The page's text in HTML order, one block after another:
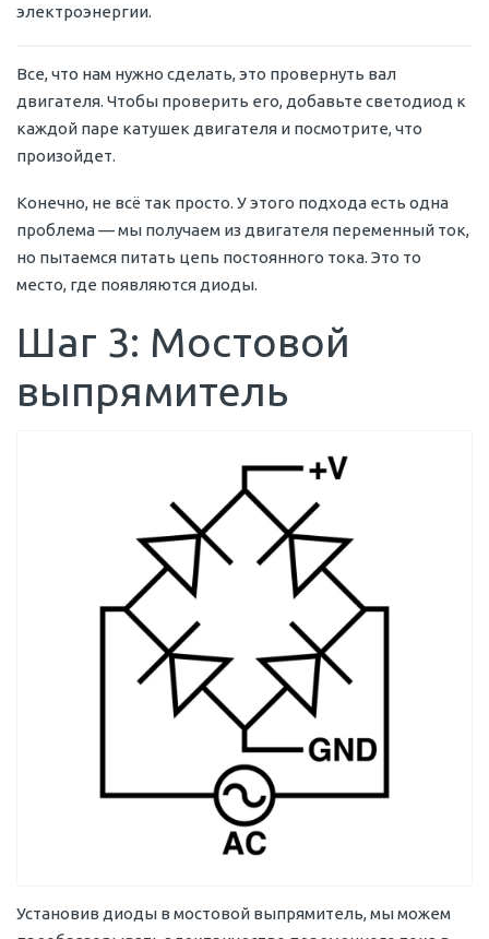
электроэнергии.
Все, что нам нужно сделать, это провернуть вал
двигателя. Чтобы проверить его, добавьте светодиод к
каждой паре катушек двигателя и посмотрите, что
произойдет.
Конечно, не всё так просто. У этого подхода есть одна
проблема — мы получаем из двигателя переменный ток,
но пытаемся питать цепь постоянного тока. Это то
место, где появляются диоды.
Шаг 3: Мостовой
выпрямитель
Установив диоды в мостовой выпрямитель, мы можем